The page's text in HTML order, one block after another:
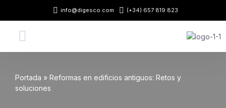
info@digesco.com (+34) 657 819 823
Portada » Reformas en edificios antiguos: Retos y
soluciones